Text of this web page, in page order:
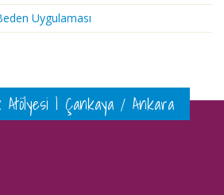
Uygulaması
Atölyesi | Çankaya / Ankara